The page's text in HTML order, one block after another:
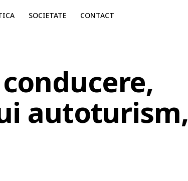
SOCIETATE CONTACT
autoturism,